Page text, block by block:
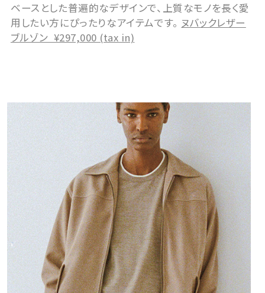
ベースとした普遍的なデザインで、上質なモノを長く愛
用したい方にぴったりなアイテムです。 ヌバックレザー
ブルゾン ¥297,000 (tax in)